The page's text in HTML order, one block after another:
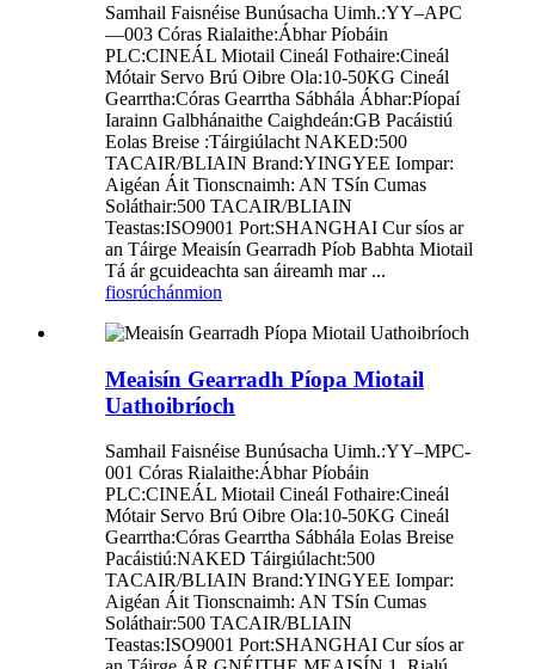
Samhail Faisnéise Bunúsacha Uimh.:YY–APC
—003 Córas Rialaithe:Ábhar Píobáin
PLC:CINEÁL Miotail Cineál Fothaire:Cineál
Mótair Servo Brú Oibre Ola:10-50KG Cineál
Gearrtha:Córas Gearrtha Sábhála Ábhar:Píopaí
Iarainn Galbhánaithe Caighdeán:GB Pacáistiú
Eolas Breise :Táirgiúlacht NAKED:500
TACAIR/BLIAIN Brand:YINGYEE Iompar:
Aigéan Áit Tionscnaimh: AN TSín Cumas
Soláthair:500 TACAIR/BLIAIN
Teastas:ISO9001 Port:SHANGHAI Cur síos ar
an Táirge Meaisín Gearradh Píob Babhta Miotail
Tá ár gcuideachta san áireamh mar ...
fiosrúchánmion
Meaisín Gearradh Píopa Miotail
Uathoibríoch
Samhail Faisnéise Bunúsacha Uimh.:YY–MPC-
001 Córas Rialaithe:Ábhar Píobáin
PLC:CINEÁL Miotail Cineál Fothaire:Cineál
Mótair Servo Brú Oibre Ola:10-50KG Cineál
Gearrtha:Córas Gearrtha Sábhála Eolas Breise
Pacáistiú:NAKED Táirgiúlacht:500
TACAIR/BLIAIN Brand:YINGYEE Iompar:
Aigéan Áit Tionscnaimh: AN TSín Cumas
Soláthair:500 TACAIR/BLIAIN
Teastas:ISO9001 Port:SHANGHAI Cur síos ar